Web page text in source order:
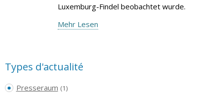
Luxemburg-Findel beobachtet wurde.
Mehr Lesen
Types d'actualité
Presseraum (1)